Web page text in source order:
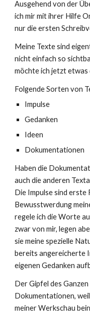
Ausgehend von der
ich mir mit ihrer Hilfe
nur die ersten
Meine Texte sind
nicht einfach so
möchte ich jetzt etwas
Folgende Sorten von
Impulse
Gedanken
Ideen
Dokumentationen
Haben die
auch die anderen
Die Impulse sind erste
Bewusstwerdung
regele ich die Worte
zwar von mir, legen
sie meine spezielle
bereits angereicherte
eigenen Gedanken
Der Gipfel des
Dokumentationen,
meiner Werkschau